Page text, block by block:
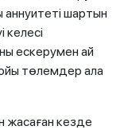
шартын
келесі
ескерумен ай
төлемдер ала
жасаған кезде